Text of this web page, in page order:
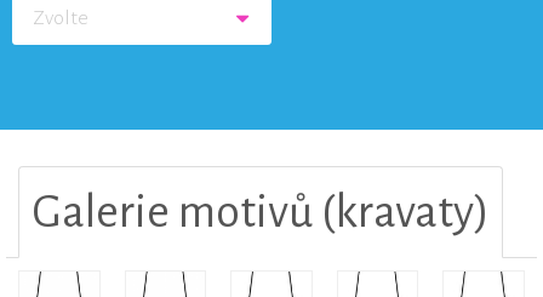
Zvolte
Galerie motivů (kravaty)